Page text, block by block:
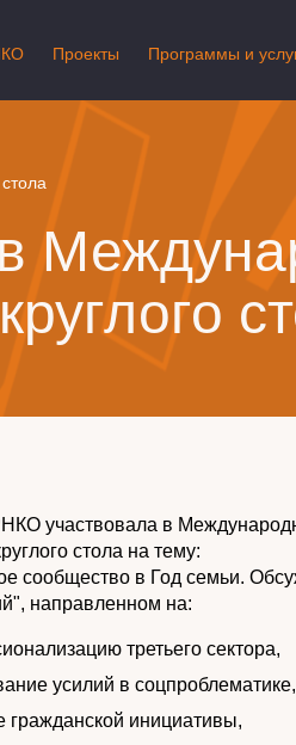
Проекты Программы и
участвовала в
стола на тему:
сообщество в Год семьи.
направленном на:
третьего сектора,
усилий в соцпроблематике,
гражданской инициативы,